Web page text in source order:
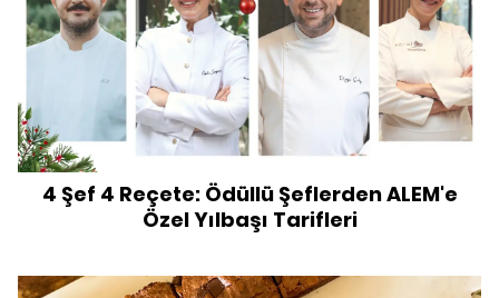
4 Şef 4 Reçete: Ödüllü Şeflerden ALEM'e
Özel Yılbaşı Tarifleri